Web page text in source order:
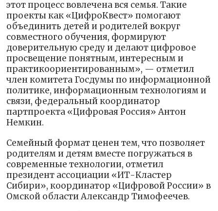
этот процесс вовлечена вся семья. Такие
проекты как «ЦифроКвест» помогают
объединить детей и родителей вокруг
совместного обучения, формируют
доверительную среду и делают цифровое
просвещение понятным, интересным и
практикоориентированным», — отметил
член комитета Госдумы по информационной
политике, информационным технологиям и
связи, федеральный координатор
партпроекта «Цифровая Россия» Антон
Немкин.
Семейный формат ценен тем, что позволяет
родителям и детям вместе погружаться в
современные технологии, отметил
президент ассоциации «ИТ-Кластер
Сибири», координатор «Цифровой России» в
Омской области Александр Тимофеечев.